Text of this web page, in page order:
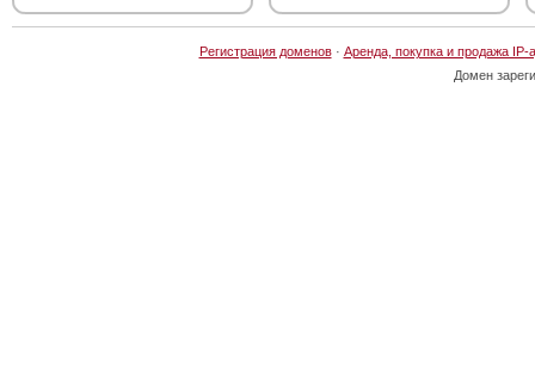
Регистрация доменов· Аренда, покупка и продажа IP-
Домен